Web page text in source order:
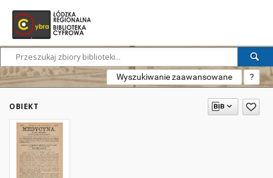
Wyszukiwanie zaawansowane ?
OBIEKT